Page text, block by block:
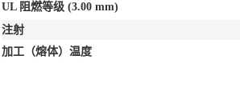
UL 阻燃等级 (3.00 mm)
注射
加工（熔体）温度